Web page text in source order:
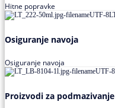
Hitne popravke
Osiguranje navoja
Osiguranje navoja
Proizvodi za podmazivanje